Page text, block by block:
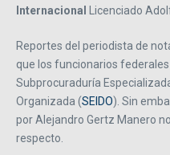
Internacional
Licenciado
Reportes del periodista de
que los funcionarios
Subprocuraduría
Organizada (SEIDO). Sin
por Alejandro Gertz Manero
respecto.